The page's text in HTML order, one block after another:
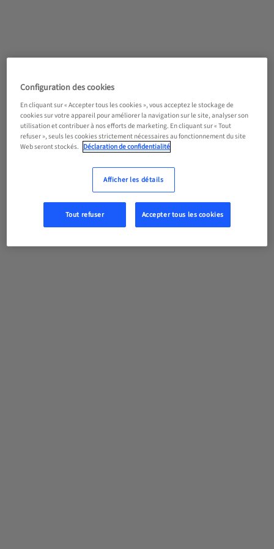
Configuration des cookies
En cliquant sur « Accepter tous les cookies », vous acceptez le stockage de
cookies sur votre appareil pour améliorer la navigation sur le site, analyser son
utilisation et contribuer à nos efforts de marketing. En cliquant sur « Tout
refuser », seuls les cookies strictement nécessaires au fonctionnement du site
Web seront stockés. Déclaration de confidentialité
Afficher les détails
Tout refuser Accepter tous les cookies